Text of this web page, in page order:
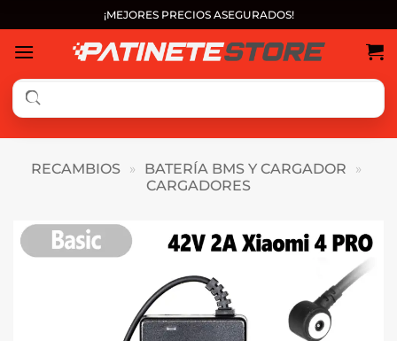
al
contenido
¡MEJORES PRECIOS ASEGURADOS!
RECAMBIOS » BATERÍA BMS Y CARGADOR
»
CARGADORES